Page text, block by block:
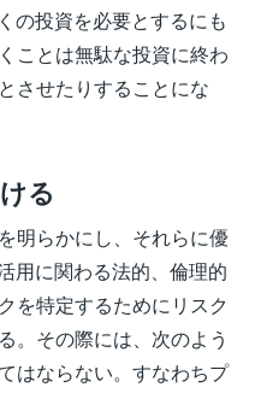
の投資を必要とするにも
ことは無駄な投資に終わ
させたりすることにな
る
明らかにし、それらに優
用に関わる法的、倫理的
を特定するためにリスク
。その際には、次のよう
はならない。すなわちプ